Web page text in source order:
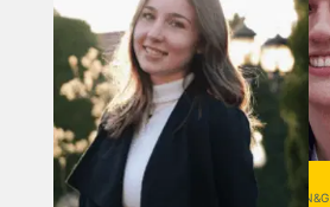
Niek
VWO 6, N&T/N&G